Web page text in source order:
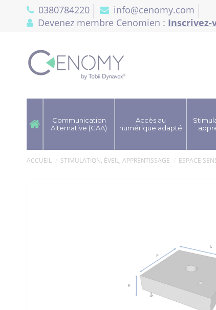
0380784220
info@cenomy.com
Devenez membre Cenomien : Inscrivez-
Communication
Alternative (CAA)
Accès au
numérique adapté
ACCUEIL STIMULATION, ÉVEIL, APPRENTISSAGE ESPACE
Panneau de gestion des cookies